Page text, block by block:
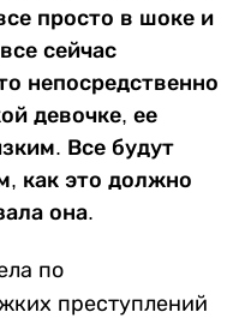
просто в шоке и
сейчас
непосредственно
девочке, ее
Все будут
как это должно
она.
по
преступлений